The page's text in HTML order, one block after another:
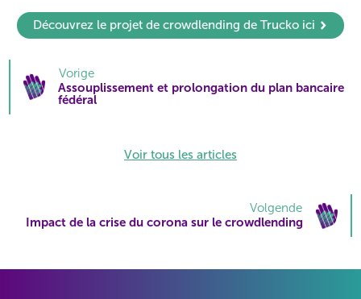
Découvrez le projet de crowdlending de Trucko ici
Vorige
Assouplissement et prolongation du plan bancaire
fédéral
Voir tous les articles
Volgende
Impact de la crise du corona sur le crowdlending